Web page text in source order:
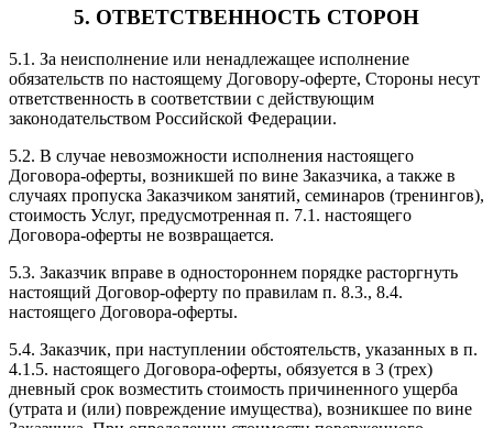
5. ОТВЕТСТВЕННОСТЬ СТОРОН
5.1. За неисполнение или ненадлежащее исполнение
обязательств по настоящему Договору-оферте, Стороны несут
ответственность в соответствии с действующим
законодательством Российской Федерации.
5.2. В случае невозможности исполнения настоящего
Договора-оферты, возникшей по вине Заказчика, а также в
случаях пропуска Заказчиком занятий, семинаров (тренингов),
стоимость Услуг, предусмотренная п. 7.1. настоящего
Договора-оферты не возвращается.
5.3. Заказчик вправе в одностороннем порядке расторгнуть
настоящий Договор-оферту по правилам п. 8.3., 8.4.
настоящего Договора-оферты.
5.4. Заказчик, при наступлении обстоятельств, указанных в п.
4.1.5. настоящего Договора-оферты, обязуется в 3 (трех)
дневный срок возместить стоимость причиненного ущерба
(утрата и (или) повреждение имущества), возникшее по вине